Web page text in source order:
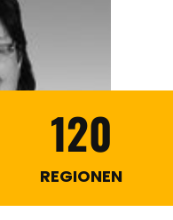
120
REGIONEN